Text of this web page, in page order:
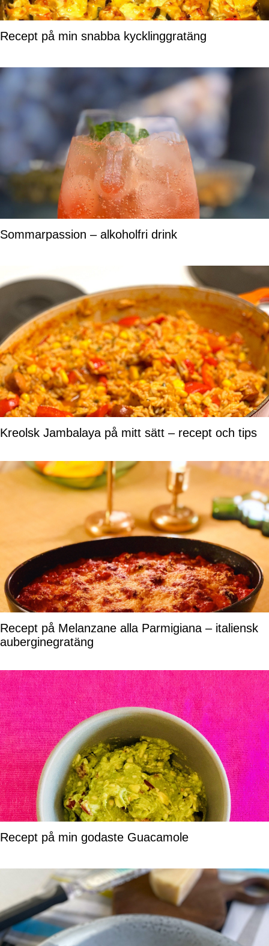
Recept på min snabba kycklinggratäng
Sommarpassion – alkoholfri drink
Kreolsk Jambalaya på mitt sätt – recept och tips
Recept på Melanzane alla Parmigiana – italiensk
auberginegratäng
Recept på min godaste Guacamole